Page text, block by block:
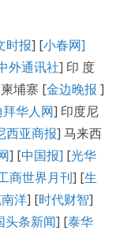
时报] [小春网]
外通讯社] 印 度
埔寨 [金边晚报 ]
拜华人网] 印度尼
西亚商报] 马来西
] [中国报] [光华
商世界月刊] [生
洋] [时代财智]
头条新闻] [泰华